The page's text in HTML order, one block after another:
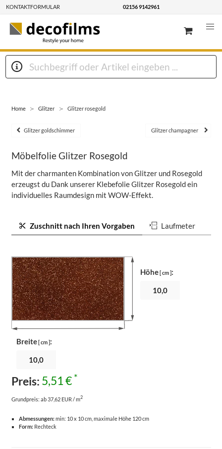
KONTAKTFORMULAR 02156 9142961
Home Glitzer Glitzer rosegold
Glitzer goldschimmer Glitzer champagner
Möbelfolie Glitzer Rosegold
Mit der charmanten Kombination von Glitzer und Rosegold
erzeugst du Dank unserer Klebefolie Glitzer Rosegold ein
individuelles Raumdesign mit WOW-Effekt.
Zuschnitt nach Ihren Vorgaben Laufmeter
Breite[ cm ]:
Höhe[ cm ]:
Preis: 5,51 € *
Grundpreis: ab 37,62 EUR / m2
Abmessungen:min: 10 x 10 cm, maximale Höhe 120 cm
Form:Rechteck